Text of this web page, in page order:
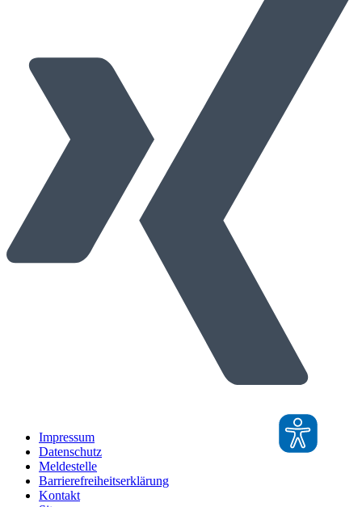
Impressum
Datenschutz
Meldestelle
Barrierefreiheitserklärung
Kontakt